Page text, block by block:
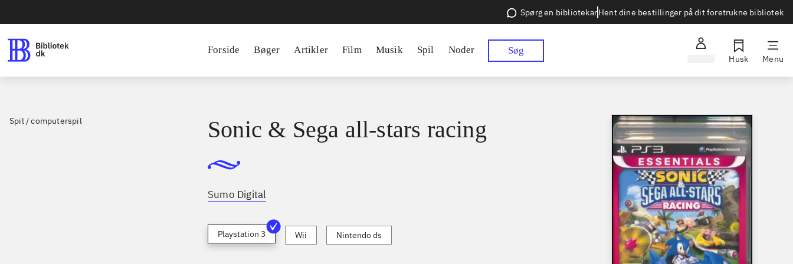
Spørg en bibliotekarHent dine bestillinger på dit foretrukne bibliotek
Forside Bøger Artikler Film Musik Spil Noder Søg
Husk Menu
Spil / computerspil Sonic & Sega all-stars racing
Sumo Digital
Playstation 3 Wii Nintendo ds